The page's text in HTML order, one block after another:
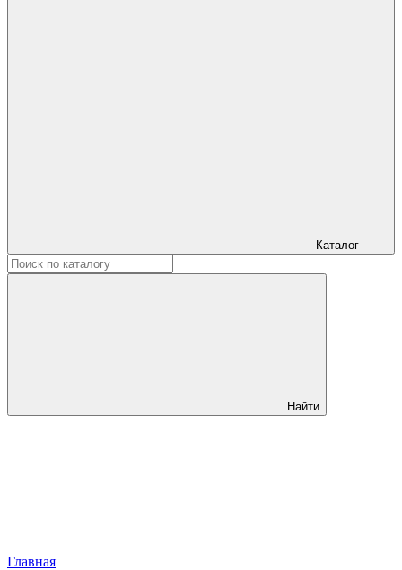
Каталог
Найти
Главная